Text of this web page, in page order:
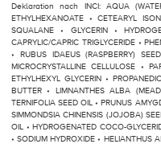
Deklaration nach INCI: AQUA
ETHYLHEXANOATE • CETEARYL
SQUALANE • GLYCERIN •
CAPRYLIC/CAPRIC TRIGLYCERIDE •
• RUBUS IDAEUS (RASPBERRY)
MICROCRYSTALLINE CELLULOSE •
ETHYLHEXYL GLYCERIN •
BUTTER • LIMNANTHES ALBA
TERNIFOLIA SEED OIL • PRUNUS
SIMMONDSIA CHINENSIS (JOJOBA)
OIL • HYDROGENATED COCO-
• SODIUM HYDROXIDE • HELIANTHUS